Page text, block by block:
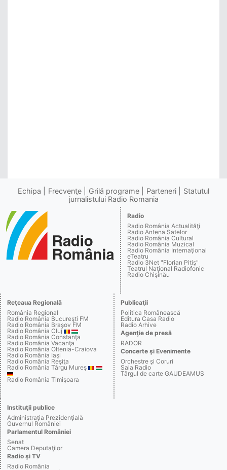
Echipa Frecvenţe Grilă programe Parteneri
Statutul
jurnalistului Radio Romania
Radio
Radio România Actualităţi
Radio Antena Satelor
Radio România Cultural
Radio România Muzical
Radio România Internaţional
eTeatru
Radio 3Net "Florian Pitiş"
Teatrul Naţional Radiofonic
Radio Chişinău
Reţeaua Regională
România Regional
Radio România Bucureşti FM
Radio România Braşov FM
Radio România Cluj
Radio România Constanţa
Radio România Vacanţa
Radio România Oltenia-Craiova
Radio România Iaşi
Radio România Reşiţa
Radio România Târgu Mureş
Radio România Timişoara
Publicaţii
Politica Românească
Editura Casa Radio
Radio Arhive
Agenţie de presă
RADOR
Concerte şi Evenimente
Orchestre şi Coruri
Sala Radio
Târgul de carte GAUDEAMUS
Instituţii publice
Administraţia Prezidenţială
Guvernul României
Parlamentul României
Senat
Camera Deputaţilor
Radio şi TV
Radio România